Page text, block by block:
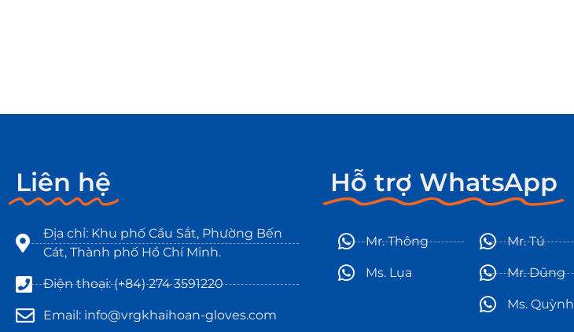
Liên hệ
Địa chỉ: Khu phố Cầu Sắt, Phường Bến
Cát, Thành phố Hồ Chí Minh.
Điện thoại: (+84) 274 3591220
Email: info@vrgkhaihoan-gloves.com
Hỗ trợ WhatsApp
Mr. Thông
Ms. Lụa
Mr. Tú
Mr. Dũng
Ms. Quỳnh